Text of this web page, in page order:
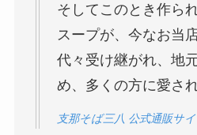
そしてこのとき作ら
スープが、今なお当
代々受け継がれ、地
め、多くの方に愛さ
支那そば三八 公式通販サイ